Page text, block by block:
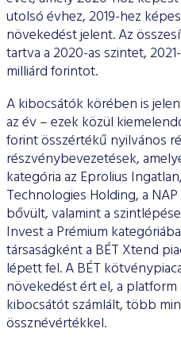
utolsó évhez, 2019-hez
növekedést jelent. Az
tartva a 2020-as szintet,
milliárd forintot.
A kibocsátók körében is
az év – ezek közül
forint összértékű nyilvános
részvénybevezetések,
kategória az Eprolius
Technologies Holding, a
bővült, valamint a
Invest a Prémium
társaságként a BÉT Xtend
lépett fel. A BÉT
növekedést ért el, a
kibocsátót számlált, több
össznévértékkel.